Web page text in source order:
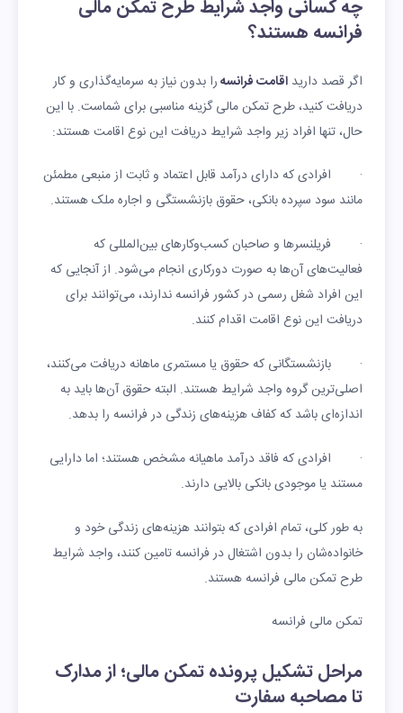
چه کسانی واجد شرایط طرح تمکن مالی
فرانسه هستند؟
اگر قصد دارید اقامت فرانسهرا بدون نیاز به سرمایه‌گذاری و کار
دریافت کنید، طرح تمکن مالی گزینه مناسبی برای شماست. با این
حال، تنها افراد زیر واجد شرایط دریافت این نوع اقامت هستند:
· افرادی که دارای درآمد قابل اعتماد و ثابت از منبعی مطمئن
مانند سود سپرده بانکی، حقوق بازنشستگی و اجاره ملک هستند.
· فریلنسرها و صاحبان کسب‌وکارهای بین‌المللی که
فعالیت‌های آن‌ها به صورت دورکاری انجام می‌شود. از آنجایی که
این افراد شغل رسمی در کشور فرانسه ندارند، می‌توانند برای
دریافت این نوع اقامت اقدام کنند.
· بازنشستگانی که حقوق یا مستمری ماهانه دریافت می‌کنند،
اصلی‌ترین گروه واجد شرایط هستند. البته حقوق آن‌ها باید به
اندازه‌ای باشد که کفاف هزینه‌های زندگی در فرانسه را بدهد.
· افرادی که فاقد درآمد ماهیانه مشخص هستند؛ اما دارایی
مستند یا موجودی بانکی بالایی دارند.
به طور کلی، تمام افرادی که بتوانند هزینه‌های زندگی خود و
خانواده‌شان را بدون اشتغال در فرانسه تامین کنند، واجد شرایط
طرح تمکن مالی فرانسه هستند.
تمکن مالی فرانسه
مراحل تشکیل پرونده تمکن مالی؛ از مدارک
تا مصاحبه سفارت